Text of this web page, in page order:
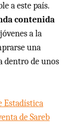
a este país.
contenida
a la
una
dentro de unos
Estadística
de Sareb